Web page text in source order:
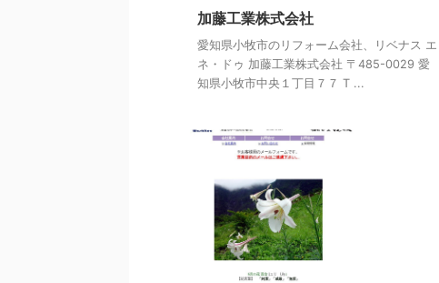
加藤工業株式会社
愛知県小牧市のリフォーム会社、リベナス エ
ネ・ドゥ 加藤工業株式会社 〒485-0029 愛
知県小牧市中央１丁目７７ T ...